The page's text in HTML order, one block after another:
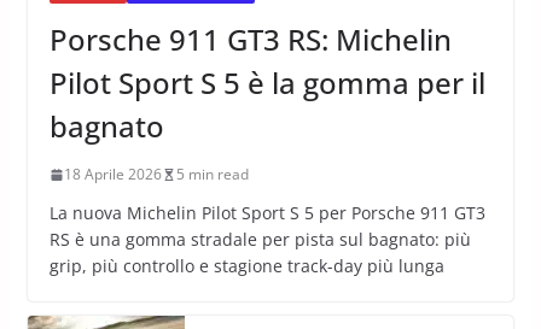
Porsche 911 GT3 RS: Michelin
Pilot Sport S 5 è la gomma per il
bagnato
18 Aprile 2026 5 min read
La nuova Michelin Pilot Sport S 5 per Porsche 911 GT3
RS è una gomma stradale per pista sul bagnato: più
grip, più controllo e stagione track-day più lunga